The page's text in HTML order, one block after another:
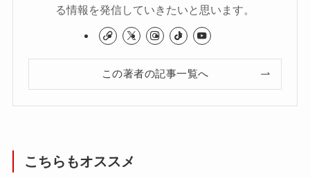
る情報を発信していきたいと思います。
この著者の記事一覧へ
こちらもオススメ